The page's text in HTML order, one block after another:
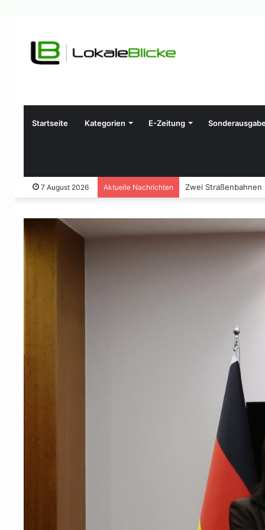
Startseite Kategorien E-Zeitung
7 August 2026 Aktuelle Nachrichten Zwei